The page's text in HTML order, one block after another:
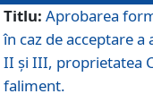
Titlu: Aprobarea
în caz de acceptare
II și III, proprietatea
faliment.